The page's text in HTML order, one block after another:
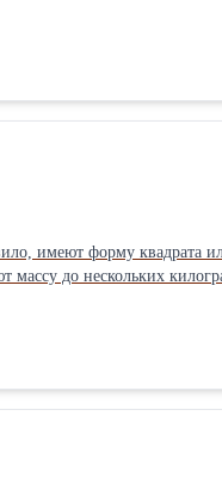
обслуживающих человек 3
Производительность: 0.
имеют форму квадрата
массу до нескольких
немало радости.
и